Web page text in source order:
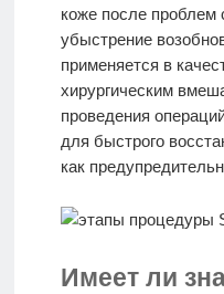
коже после проблем
убыстрение
применяется в
хирургическим
проведения
для быстрого
как
Имеет ли